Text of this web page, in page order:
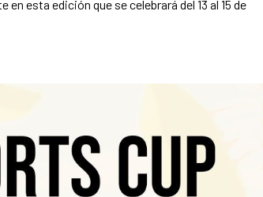
esta edición que se celebrará del 13 al 15 de